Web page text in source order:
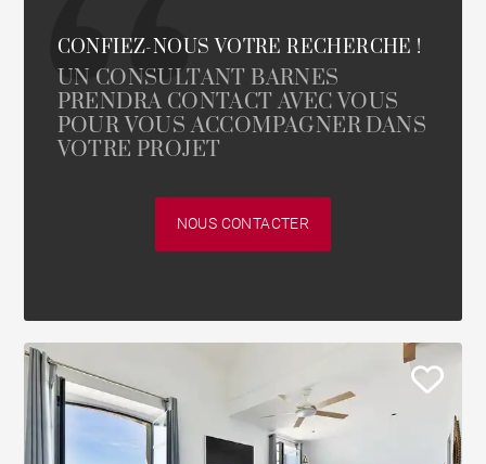
CONFIEZ-NOUS VOTRE RECHERCHE !
UN CONSULTANT BARNES
PRENDRA CONTACT AVEC VOUS
POUR VOUS ACCOMPAGNER DANS
VOTRE PROJET
NOUS CONTACTER